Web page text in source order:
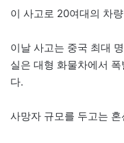
이 사고로 20여대의 차
이날 사고는 중국 최대
실은 대형 화물차에서
다.
사망자 규모를 두고는